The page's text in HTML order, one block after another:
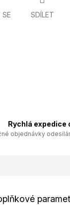
SE SDÍLET
Rychlá expedice
objednávky